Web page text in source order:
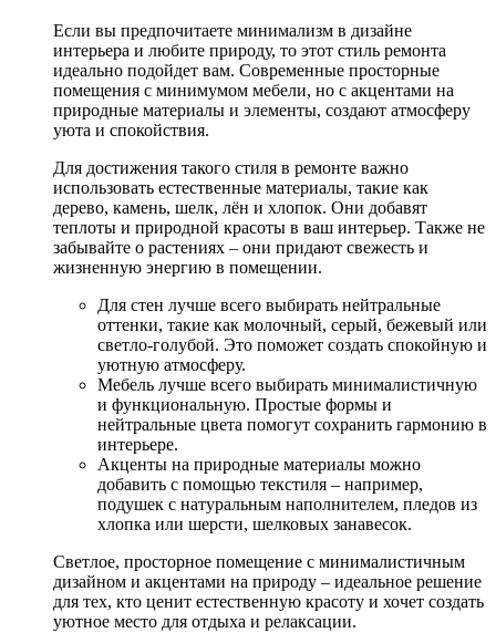
Если вы предпочитаете минимализм в дизайне
интерьера и любите природу, то этот стиль ремонта
идеально подойдет вам. Современные просторные
помещения с минимумом мебели, но с акцентами на
природные материалы и элементы, создают атмосферу
уюта и спокойствия.
Для достижения такого стиля в ремонте важно
использовать естественные материалы, такие как
дерево, камень, шелк, лён и хлопок. Они добавят
теплоты и природной красоты в ваш интерьер. Также не
забывайте о растениях – они придают свежесть и
жизненную энергию в помещении.
Для стен лучше всего выбирать нейтральные
оттенки, такие как молочный, серый, бежевый или
светло-голубой. Это поможет создать спокойную и
уютную атмосферу.
Мебель лучше всего выбирать минималистичную
и функциональную. Простые формы и
нейтральные цвета помогут сохранить гармонию в
интерьере.
Акценты на природные материалы можно
добавить с помощью текстиля – например,
подушек с натуральным наполнителем, пледов из
хлопка или шерсти, шелковых занавесок.
Светлое, просторное помещение с минималистичным
дизайном и акцентами на природу – идеальное решение
для тех, кто ценит естественную красоту и хочет создать
уютное место для отдыха и релаксации.